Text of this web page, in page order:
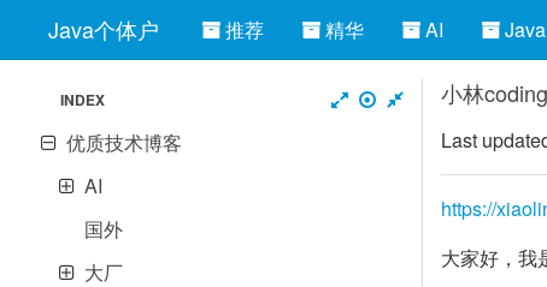
Java个体户 推荐 精华 AI Java
INDEX
优质技术博客
AI
国外
大厂
小林coding
Last
https://
大家好，我